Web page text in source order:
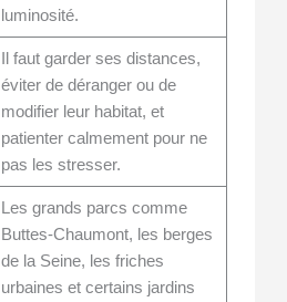
luminosité.
Il faut garder ses distances,
éviter de déranger ou de
modifier leur habitat, et
patienter calmement pour ne
pas les stresser.
Les grands parcs comme
Buttes-Chaumont, les berges
de la Seine, les friches
urbaines et certains jardins